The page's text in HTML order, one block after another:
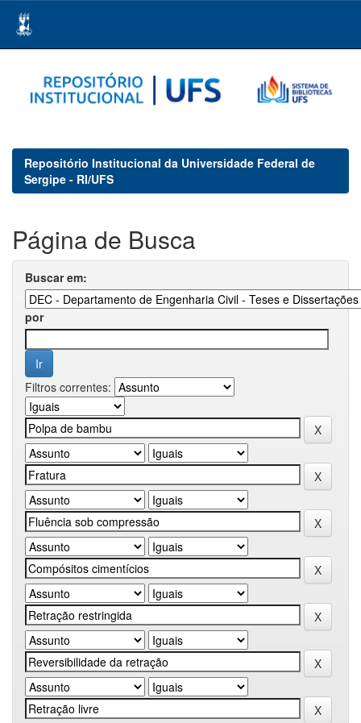
navigation
Repositório Institucional da Universidade Federal de
Sergipe - RI/UFS
Página de Busca
Buscar em:
por
Filtros correntes: